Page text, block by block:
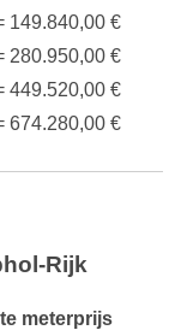
149.840,00 €
280.950,00 €
449.520,00 €
674.280,00 €
Rijk
meterprijs